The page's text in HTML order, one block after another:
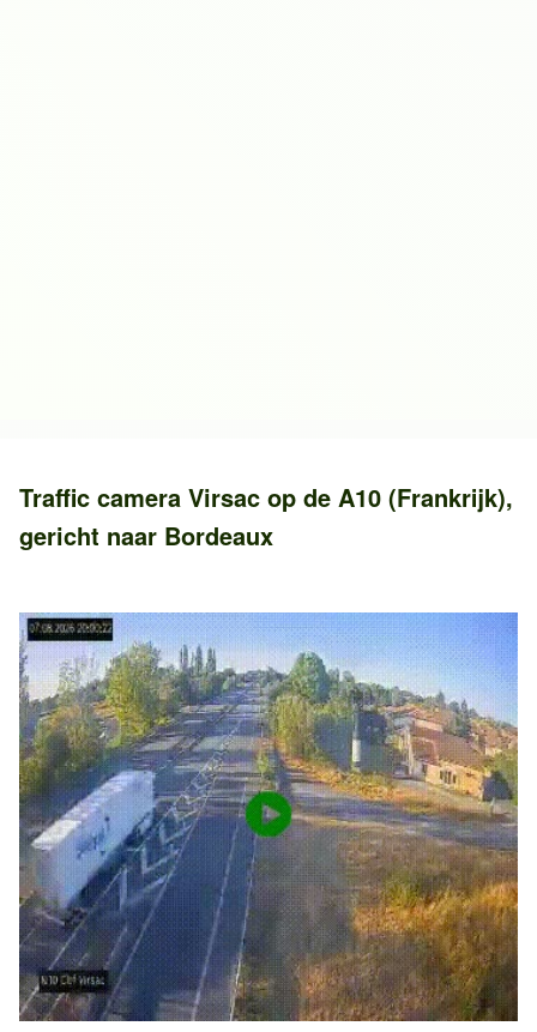
Traffic camera Virsac op de A10 (Frankrijk),
gericht naar Bordeaux